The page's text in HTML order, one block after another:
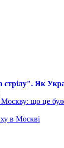
Як
Москву: що це
в Москві